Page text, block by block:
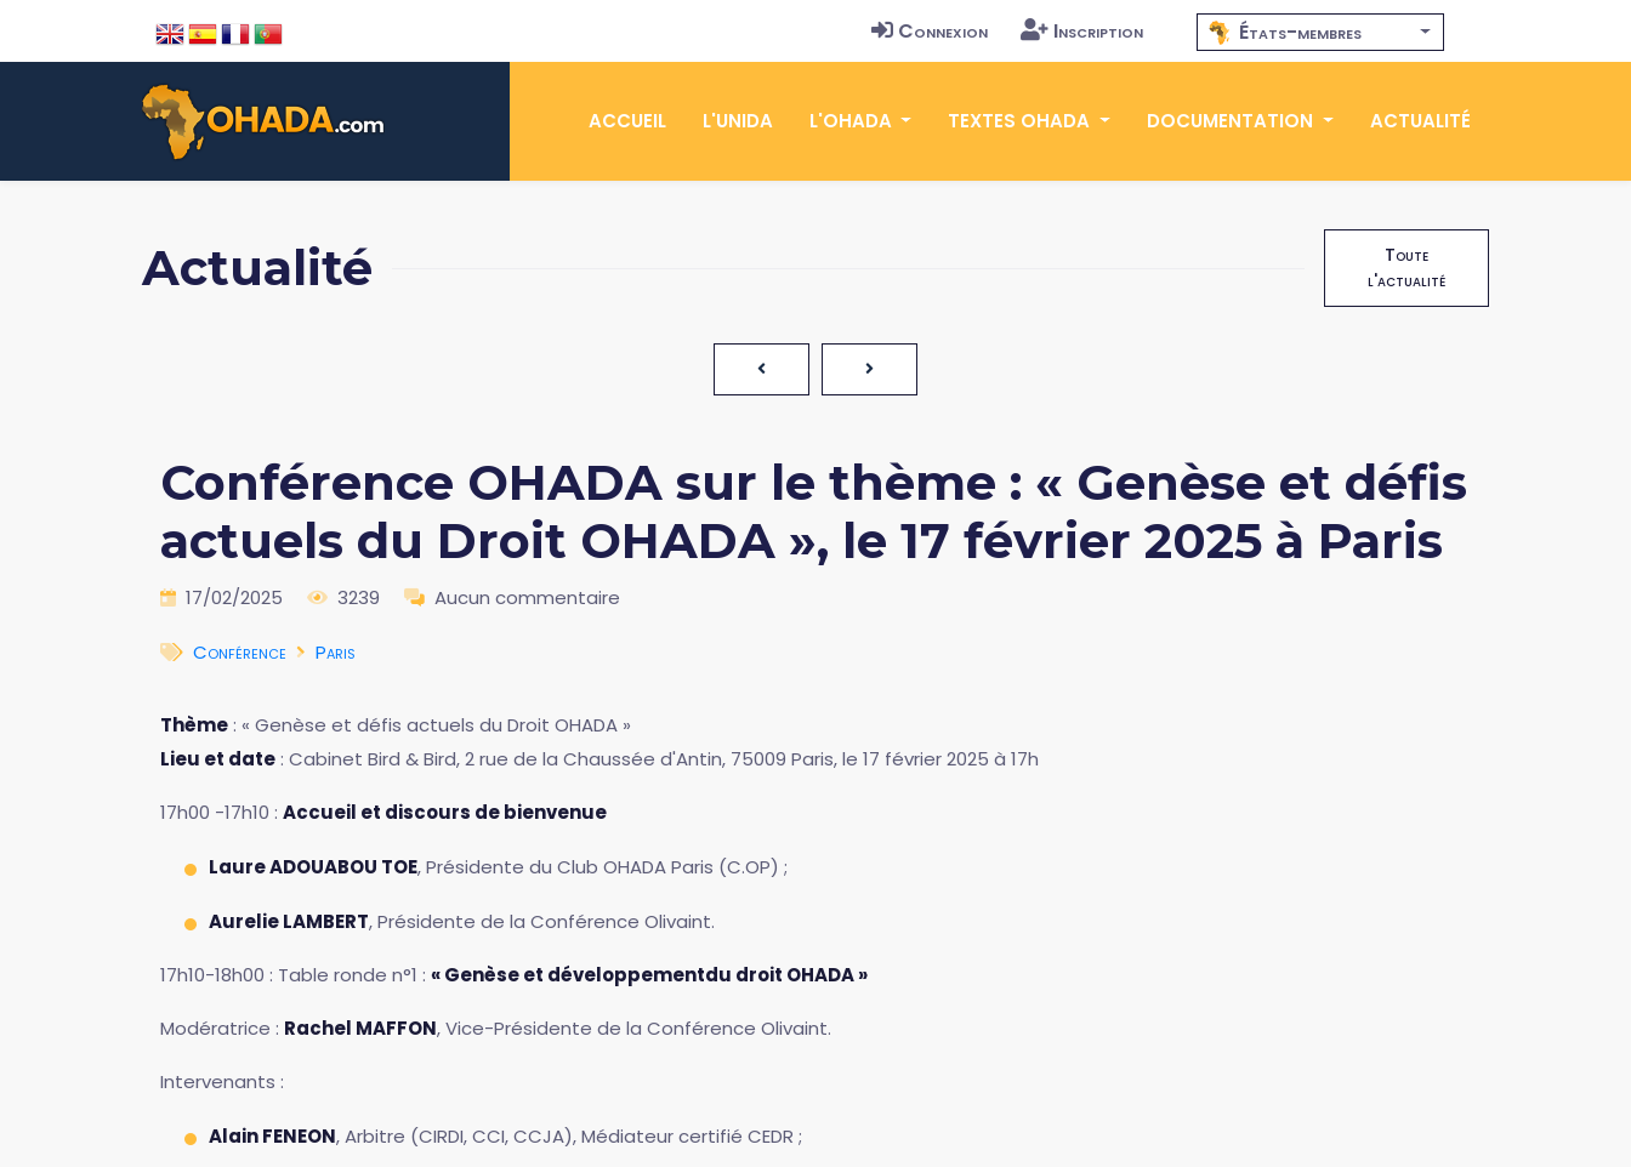
Connexion Inscription États-membres
ACCUEIL L'UNIDA L'OHADA TEXTES OHADA DOCUMENTATION ACTUALITÉ
Actualité
Toute
l'actualité
Conférence OHADA sur le thème : « Genèse et défis
actuels du Droit OHADA », le 17 février 2025 à Paris
17/02/2025 3239 Aucun commentaire
Conférence Paris
Thème : « Genèse et défis actuels du Droit OHADA »
Lieu et date : Cabinet Bird & Bird, 2 rue de la Chaussée d'Antin, 75009 Paris, le 17 février 2025 à 17h
17h00 -17h10 : Accueil et discours de bienvenue
Laure ADOUABOU TOE, Présidente du Club OHADA Paris (C.OP) ;
Aurelie LAMBERT, Présidente de la Conférence Olivaint.
17h10-18h00 : Table ronde n°1 : « Genèse et développementdu droit OHADA »
Modératrice : Rachel MAFFON, Vice-Présidente de la Conférence Olivaint.
Intervenants :
Alain FENEON, Arbitre (CIRDI, CCI, CCJA), Médiateur certifié CEDR ;